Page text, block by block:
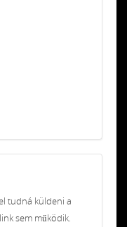
tudná küldeni a
sem működik.